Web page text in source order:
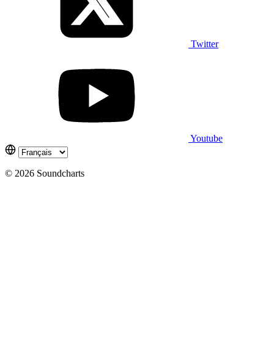
Twitter
Youtube
© 2026 Soundcharts